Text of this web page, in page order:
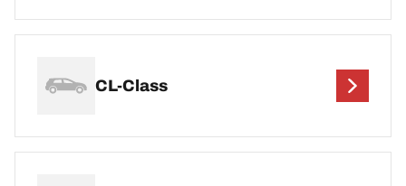
CL-Class